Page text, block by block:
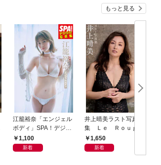
もっと見る
江籠裕奈「エンジェル
ボディ」SPA！デジタ
ル写真集
1,100
新着
井上晴美ラスト写真
集 Ｌｅ Ｒｏｕｇ
ｅ ｅｔ ｌｅ Ｎｏ
ｉｒ
1,650
新着